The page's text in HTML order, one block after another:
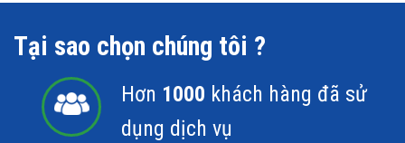
Tại sao chọn chúng tôi ?
Hơn 1000 khách hàng đã sử
dụng dịch vụ